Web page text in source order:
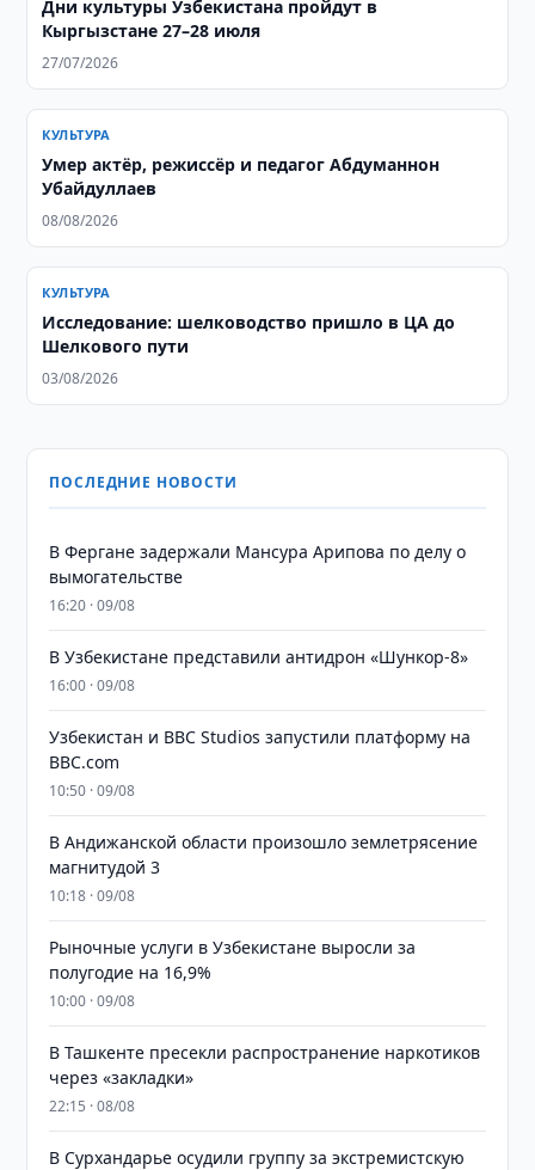
Дни культуры Узбекистана пройдут в
Кыргызстане 27–28 июля
27/07/2026
КУЛЬТУРА
Умер актёр, режиссёр и педагог Абдуманнон
Убайдуллаев
08/08/2026
КУЛЬТУРА
Исследование: шелководство пришло в ЦА до
Шелкового пути
03/08/2026
ПОСЛЕДНИЕ НОВОСТИ
В Фергане задержали Мансура Арипова по делу о
вымогательстве
16:20 · 09/08
В Узбекистане представили антидрон «Шункор-8»
16:00 · 09/08
Узбекистан и BBC Studios запустили платформу на
BBC.com
10:50 · 09/08
В Андижанской области произошло землетрясение
магнитудой 3
10:18 · 09/08
Рыночные услуги в Узбекистане выросли за
полугодие на 16,9%
10:00 · 09/08
В Ташкенте пресекли распространение наркотиков
через «закладки»
22:15 · 08/08
В Сурхандарье осудили группу за экстремистскую